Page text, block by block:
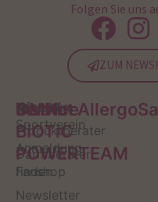
Folgen Sie uns
ZUM
Service
Kontakt
Produktberater
Darmberater
finden
Newsletter
OMNi-
BiOTiC
POWERTEAM
Infos zum
Sportverein
Anmeldung
Fanshop
Institut